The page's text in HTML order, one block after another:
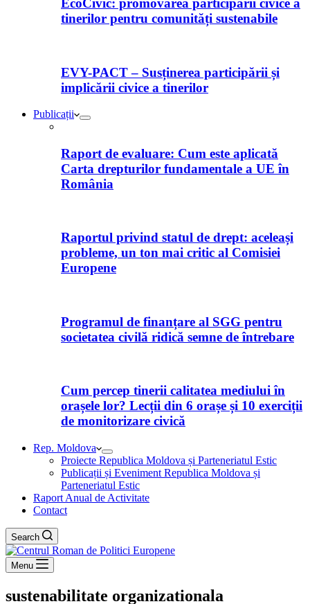
EcoCivic: promovarea participării civice a
tinerilor pentru comunități sustenabile
EVY-PACT – Susținerea participării și
implicării civice a tinerilor
Publicații
Raport de evaluare: Cum este aplicată
Carta drepturilor fundamentale a UE în
România
Raportul privind statul de drept: aceleași
probleme, un ton mai critic al Comisiei
Europene
Programul de finanțare al SGG pentru
societatea civilă ridică semne de întrebare
Cum percep tinerii calitatea mediului în
orașele lor? Lecții din 6 orașe și 10 exerciții
de monitorizare civică
Rep. Moldova
Proiecte Republica Moldova și Parteneriatul Estic
Publicații și Eveniment Republica Moldova și
Parteneriatul Estic
Raport Anual de Activitate
Contact
Search
Menu
sustenabilitate organizationala